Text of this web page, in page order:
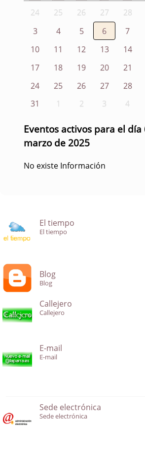
24 25 26 27 28
3
4 5 6 7
10
11 12 13 14
17
18 19 20 21
24
25 26 27 28
31
1 2 3 4
Eventos activos para el día
marzo de 2025
No existe Información
El tiempo
El tiempo
Blog
Blog
Callejero
Callejero
E-mail
E-mail
Sede electrónica
Sede electrónica